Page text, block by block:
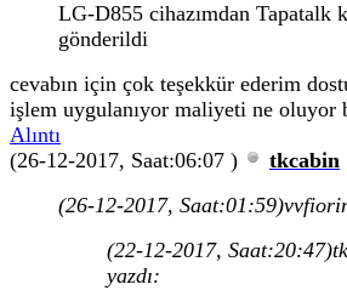
LG-D855 cihazımdan Tapatalk
gönderildi
cevabın için çok teşekkür ederim
işlem uygulanıyor maliyeti ne
Alıntı
(26-12-2017, Saat:06:07 )
tkcabin
(26-12-2017, Saat:01:59)
(22-12-2017, Saat:20:47)
yazdı: